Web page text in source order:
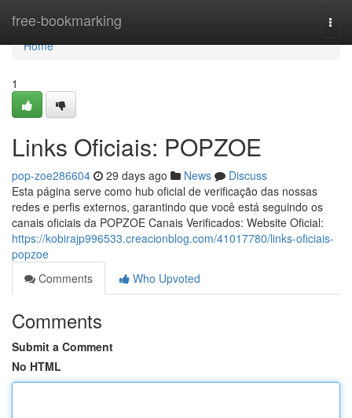
free-bookmarking
Home
Home
1
Links Oficiais: POPZOE
pop-zoe286604 29 days ago News
Discuss
Esta página serve como hub oficial de verificação das nossas
redes e perfis externos, garantindo que você está seguindo os
canais oficiais da POPZOE Canais Verificados: Website Oficial:
https://kobirajp996533.creacionblog.com/41017780/links-oficiais-
popzoe
Comments
Who Upvoted
Comments
Submit a Comment
No HTML